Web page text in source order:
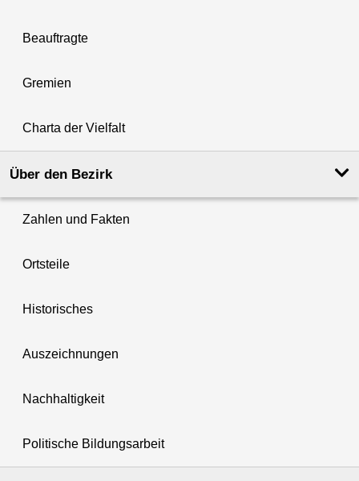
Beauftragte
Gremien
Charta der Vielfalt
Über den Bezirk
Zahlen und Fakten
Ortsteile
Historisches
Auszeichnungen
Nachhaltigkeit
Politische Bildungsarbeit